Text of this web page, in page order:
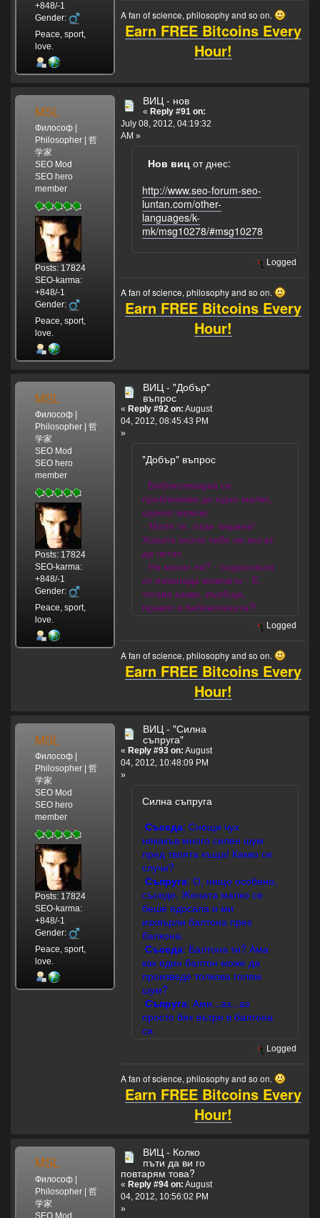
+848/-1
Gender:
Peace, sport,
love.
A fan of science, philosophy and so on.
Earn FREE Bitcoins Every
Hour!
MSL
Философ |
Philosopher | 哲
学家
SEO Mod
SEO hero
member
Posts: 17824
SEO-karma:
+848/-1
Gender:
Peace, sport,
love.
ВИЦ - нов
« Reply #91 on:
July 08, 2012, 04:19:32
AM »
Нов виц от днес:
http://www.seo-forum-seo-
luntan.com/other-
languages/k-
mk/msg10278/#msg10278
Logged
A fan of science, philosophy and so on.
Earn FREE Bitcoins Every
Hour!
MSL
Философ |
Philosopher | 哲
学家
SEO Mod
SEO hero
member
Posts: 17824
SEO-karma:
+848/-1
Gender:
Peace, sport,
love.
ВИЦ - "Добър"
въпрос
« Reply #92 on: August
04, 2012, 08:45:43 PM
»
"Добър" въпрос
Библиотекарка се
приближава до едно малко,
шумно момче:
- Моля те, пази тишина!
Хората около тебе не могат
да четат.
- Не могат ли? - подскочило
от изненада момчето - Е,
тогава какво, въобще,
правят в библиотеката?!
Logged
A fan of science, philosophy and so on.
Earn FREE Bitcoins Every
Hour!
MSL
Философ |
Philosopher | 哲
学家
SEO Mod
SEO hero
member
Posts: 17824
SEO-karma:
+848/-1
Gender:
Peace, sport,
love.
ВИЦ - "Силна
съпруга"
« Reply #93 on: August
04, 2012, 10:48:09 PM
»
Силна съпруга
Съседа: Снощи чух
някакъв много силен шум
пред твоята къща! Какво се
случи?
Съпруга: О, нищо особено,
съседе. Жената малко се
беше ядосала и ми
изхвърли балтона през
балкона.
Съседа: Балтона ти? Ама
как един балтон може да
произведе толкова голям
шум?
Съпруга: Ами...аз...аз
просто бях вътре в балтона
си.
Logged
A fan of science, philosophy and so on.
Earn FREE Bitcoins Every
Hour!
MSL
Философ |
Philosopher | 哲
学家
SEO Mod
ВИЦ - Колко
пъти да ви го
повтарям това?
« Reply #94 on: August
04, 2012, 10:56:02 PM
»